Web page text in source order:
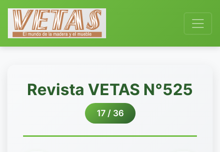
Revista VETAS N°525
17 / 36